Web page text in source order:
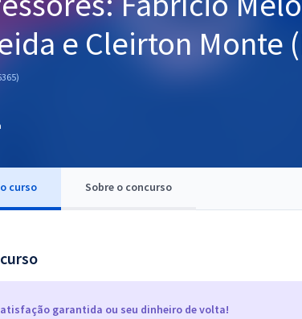
e Cleirton Monte
curso Sobre o concurso
garantida ou seu dinheiro de volta!